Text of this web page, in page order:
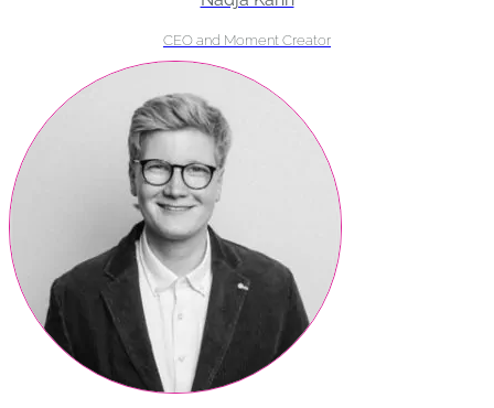
CEO and Moment Creator